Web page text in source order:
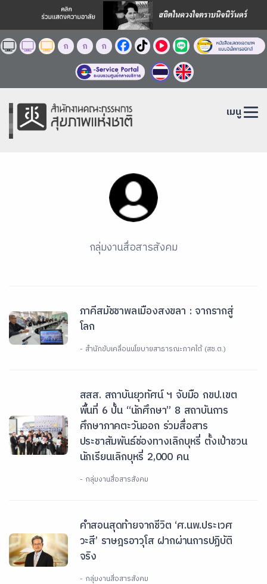
ก ก ก
เมนู
กลุ่มงานสื่อสารสังคม
ภาคีสมัชชาพลเมืองสงขลา : จากรากสู่
โลก
- สำนักขับเคลื่อนนโยบายสาธารณะภาคใต้ (สช.ต.)
สสส. สถาบันยุวทัศน์ ฯ จับมือ กขป.เขต
พื้นที่ 6 ปั้น “นักศึกษา” 8 สถาบันการ
ศึกษาภาคตะวันออก ร่วมสื่อสาร
ประชาสัมพันธ์ช่องทางเลิกบุหรี่ ตั้งเป้าชวน
นักเรียนเลิกบุหรี่ 2,000 คน
- กลุ่มงานสื่อสารสังคม
คำสอนสุดท้ายจากชีวิต ‘ศ.นพ.ประเวศ
วะสี’ ราษฎรอาวุโส ฝากผ่านการปฏิบัติ
จริง
- กลุ่มงานสื่อสารสังคม